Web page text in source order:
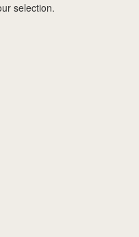
selection.